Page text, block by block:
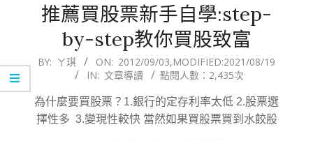
推薦買股票新手自學:step-
by-step教你買股致富
2012-
03
BY: ㄚ琪 ON: 2012/09/03,MODIFIED:2021/08/19
IN: 文章導讀 點閱人數：2,435次
為什麼要買股票？1.銀行的定存利率太低 2.股票選
擇性多 3.變現性較快 當然如果買股票買到水餃股